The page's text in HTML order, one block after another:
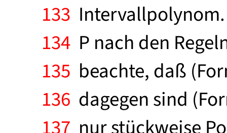
133
134 P nach den
135 beachte, daß
136 dagegen sind